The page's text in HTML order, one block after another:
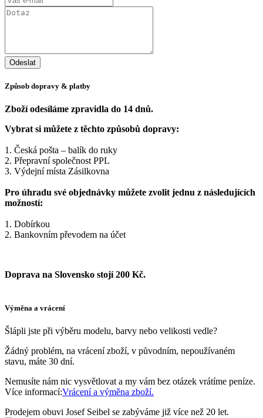
Způsob dopravy & platby
Zboží odesíláme zpravidla do 14 dnů.
Vybrat si můžete z těchto způsobů dopravy:
1. Česká pošta – balík do ruky
2. Přepravní společnost PPL
3. Výdejní místa Zásilkovna
Pro úhradu své objednávky můžete zvolit jednu z následujících
možností:
1. Dobírkou
2. Bankovním převodem na účet
Doprava na Slovensko stojí 200 Kč.
Výměna a vrácení
Šlápli jste při výběru modelu, barvy nebo velikosti vedle?
Žádný problém, na vrácení zboží, v původním, nepoužívaném
stavu, máte 30 dní.
Nemusíte nám nic vysvětlovat a my vám bez otázek vrátíme peníze.
Více informací:Vrácení a výměna zboží.
Prodejem obuvi Josef Seibel se zabýváme již více než 20 let.